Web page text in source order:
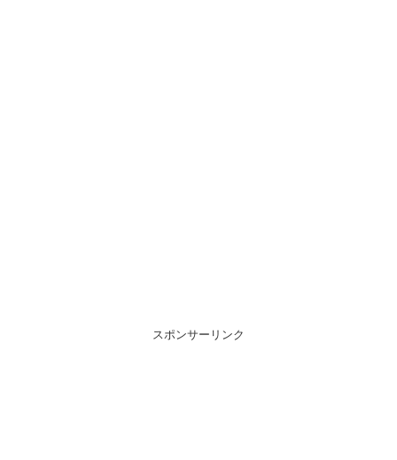
スポンサーリンク